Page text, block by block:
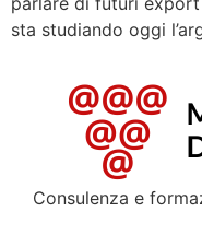
sta studiando oggi
Consulenza e